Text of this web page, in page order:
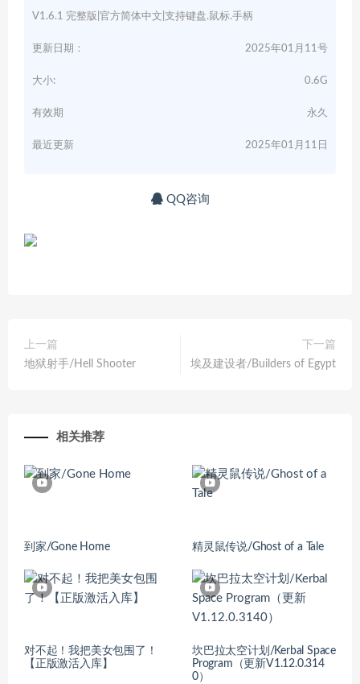
V1.6.1 完整版|官方简体中文|支持键盘.鼠标.手柄
更新日期： 2025年01月11号
大小: 0.6G
有效期 永久
最近更新 2025年01月11日
QQ咨询
上一篇
地狱射手/Hell Shooter
下一篇
埃及建设者/Builders of Egypt
相关推荐
到家/Gone Home 精灵鼠传说/Ghost of a Tale
对不起！我把美女包围了！
【正版激活入库】
坎巴拉太空计划/Kerbal Space
Program（更新V1.12.0.314
0）